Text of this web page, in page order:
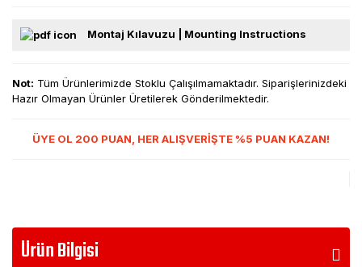
Montaj Kılavuzu | Mounting Instructions
Not: Tüm Ürünlerimizde Stoklu Çalışılmamaktadır. Siparişlerinizdeki
Hazır Olmayan Ürünler Üretilerek Gönderilmektedir.
ÜYE OL 200 PUAN, HER ALIŞVERİŞTE %5 PUAN KAZAN!
Ürün Bilgisi